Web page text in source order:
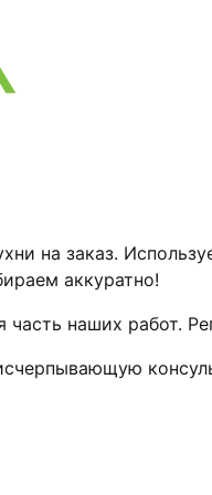
на заказ.
аккуратно!
часть наших работ.